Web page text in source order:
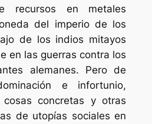
recursos en metales
del imperio de los
de los indios mitayos
en las guerras contra los
alemanes. Pero de
e infortunio,
cosas concretas y otras
de utopías sociales en